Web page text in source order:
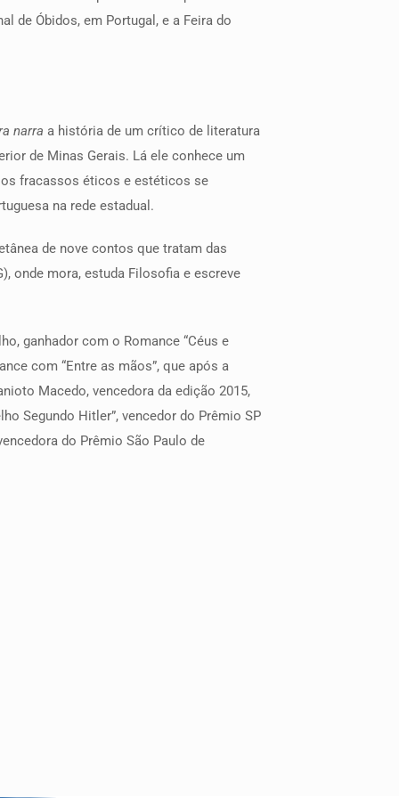
de Óbidos, em Portugal, e a Feira do
narra a história de um crítico de literatura
de Minas Gerais. Lá ele conhece um
fracassos éticos e estéticos se
na rede estadual.
de nove contos que tratam das
onde mora, estuda Filosofia e escreve
ganhador com o Romance “Céus e
com “Entre as mãos”, que após a
Macedo, vencedora da edição 2015,
Segundo Hitler”, vencedor do Prêmio SP
do Prêmio São Paulo de